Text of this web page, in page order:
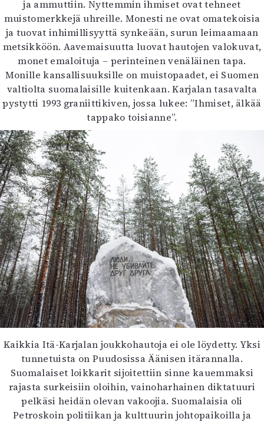
ja ammuttiin. Nyttemmin ihmiset ovat tehneet
muistomerkkejä uhreille. Monesti ne ovat omatekoisia
ja tuovat inhimillisyyttä synkeään, surun leimaamaan
metsikköön. Aavemaisuutta luovat hautojen valokuvat,
monet emaloituja – perinteinen venäläinen tapa.
Monille kansallisuuksille on muistopaadet, ei Suomen
valtiolta suomalaisille kuitenkaan. Karjalan tasavalta
pystytti 1993 graniittikiven, jossa lukee: ”Ihmiset, älkää
tappako toisianne”.
Kaikkia Itä-Karjalan joukkohautoja ei ole löydetty. Yksi
tunnetuista on Puudosissa Äänisen itärannalla.
Suomalaiset loikkarit sijoitettiin sinne kauemmaksi
rajasta surkeisiin oloihin, vainoharhainen diktatuuri
pelkäsi heidän olevan vakoojia. Suomalaisia oli
Petroskoin politiikan ja kulttuurin johtopaikoilla ja